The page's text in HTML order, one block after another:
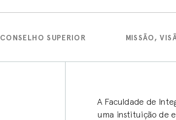
CONSELHO SUPERIOR MISSÃO,
A Faculdade de
uma instituição de